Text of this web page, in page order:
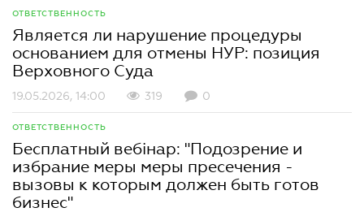
ОТВЕТСТВЕННОСТЬ
Является ли нарушение процедуры
основанием для отмены НУР: позиция
Верховного Суда
19.05.2026, 14:00 319 0
ОТВЕТСТВЕННОСТЬ
Бесплатный вебінар: "Подозрение и
избрание меры меры пресечения -
вызовы к которым должен быть готов
бизнес"